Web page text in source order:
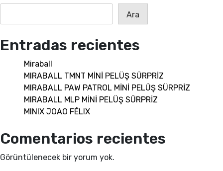
Ara
Entradas recientes
Miraball
MIRABALL TMNT MİNİ PELÜŞ SÜRPRİZ
MIRABALL PAW PATROL MİNİ PELÜŞ SÜRPRİZ
MIRABALL MLP MİNİ PELÜŞ SÜRPRİZ
MINIX JOAO FÉLIX
Comentarios recientes
Görüntülenecek bir yorum yok.